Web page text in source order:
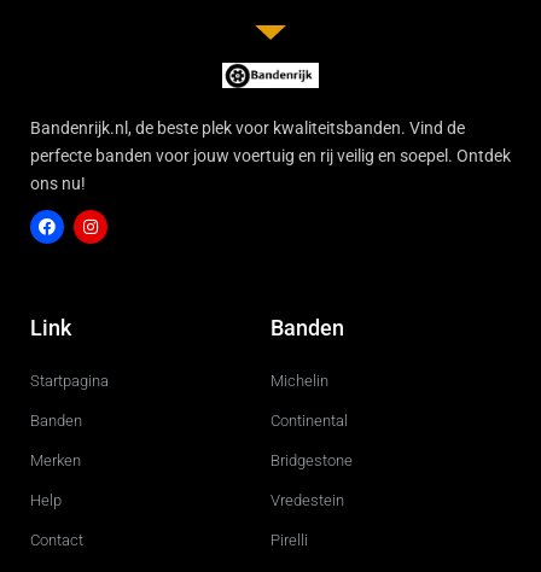
Bandenrijk.nl, de beste plek voor kwaliteitsbanden. Vind de
perfecte banden voor jouw voertuig en rij veilig en soepel. Ontdek
ons nu!
c
e
o
g
r
Link
Startpagina
Banden
Merken
Help
Contact
Banden
Michelin
Continental
Bridgestone
Vredestein
Pirelli